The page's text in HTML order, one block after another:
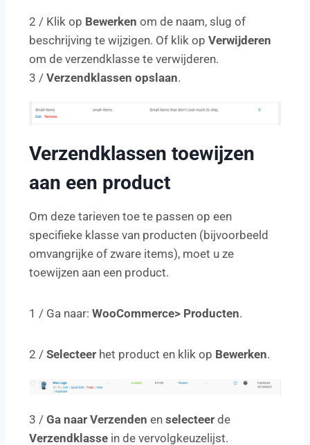
2 / Klik op Bewerken om de naam, slug of
beschrijving te wijzigen. Of klik op Verwijderen
om de verzendklasse te verwijderen.
3 / Verzendklassen opslaan.
Verzendklassen toewijzen
aan een product
Om deze tarieven toe te passen op een
specifieke klasse van producten (bijvoorbeeld
omvangrijke of zware items), moet u ze
toewijzen aan een product.
1 / Ga naar: WooCommerce> Producten.
2 / Selecteer het product en klik op Bewerken.
3 / Ga naar Verzenden en selecteer de
Verzendklasse in de vervolgkeuzelijst.